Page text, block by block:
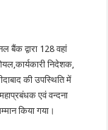
बैंक द्वारा 128 वहां
निदेशक,
की उपस्थिति में
एवं वन्दना
किया गया।